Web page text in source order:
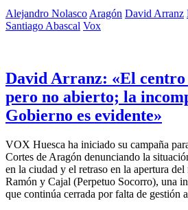
Alejandro Nolasco Aragón David Arranz
Santiago Abascal Vox
David Arranz: «El centro
pero no abierto; la
Gobierno es evidente»
VOX Huesca ha iniciado su campaña
Cortes de Aragón denunciando la
en la ciudad y el retraso en la apertura
Ramón y Cajal (Perpetuo Socorro), una
que continúa cerrada por falta de gestión